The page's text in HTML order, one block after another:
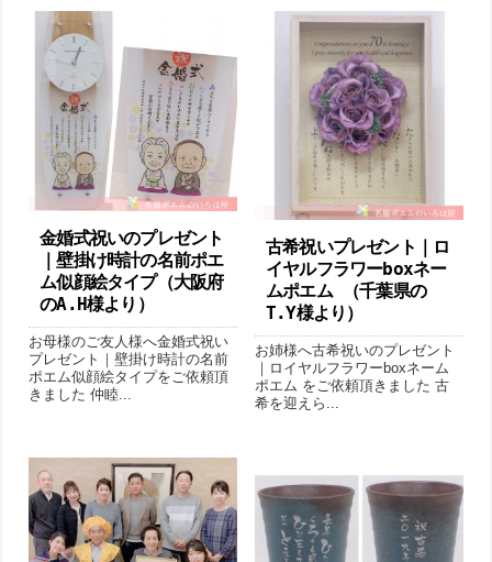
金婚式祝いのプレゼント
｜壁掛け時計の名前ポエ
ム似顔絵タイプ（ 大阪府
のA.H様より ）
お母様のご友人様へ金婚式祝い
プレゼント｜壁掛け時計の名前
ポエム似顔絵タイプをご依頼頂
きました 仲睦...
古希祝いプレゼント｜ロ
イヤルフラワーboxネー
ムポエム （千葉県の
T.Y様より ）
お姉様へ古希祝いのプレゼント
｜ロイヤルフラワーboxネーム
ポエム をご依頼頂きました 古
希を迎えら...